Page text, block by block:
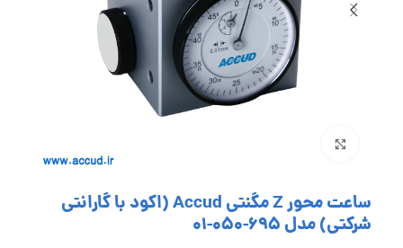
ساعت محور Z مگنتی Accud (اکود با گارانتی
شرکتی) مدل 695-050-01